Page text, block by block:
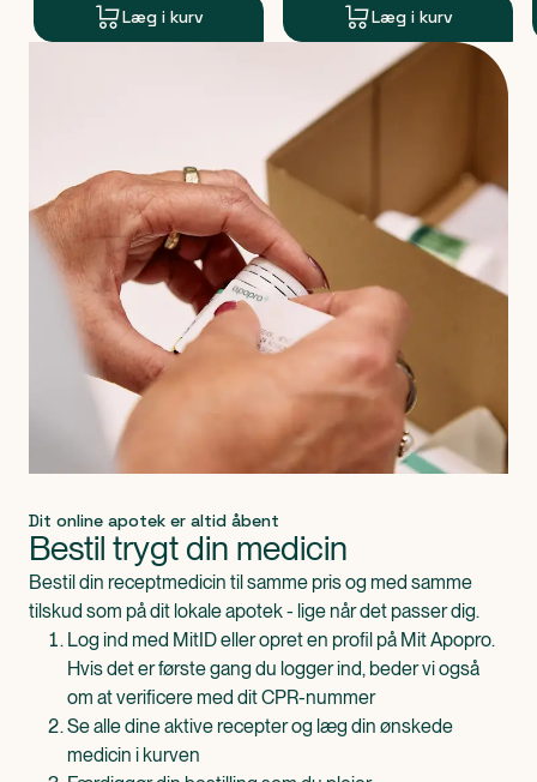
Læg i kurv Læg i kurv
Dit online apotek er altid åbent
Bestil trygt din medicin
Bestil din receptmedicin til samme pris og med samme
tilskud som på dit lokale apotek - lige når det passer dig.
Log ind med MitID eller opret en profil på Mit Apopro.
Hvis det er første gang du logger ind, beder vi også
om at verificere med dit CPR-nummer
Se alle dine aktive recepter og læg din ønskede
medicin i kurven